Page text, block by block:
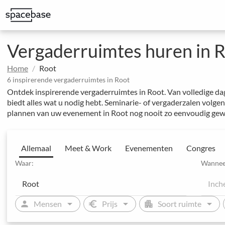
Vergaderruimtes huren in
Home Root
6 inspirerende vergaderruimtes in Root
Ontdek inspirerende vergaderruimtes in Root. Van volledige
biedt alles wat u nodig hebt. Seminarie- of vergaderzalen
plannen van uw evenement in Root nog nooit zo eenvoudig
Allemaal Meet & Work Evenementen Congres
Waar:
person Mensen arrow_drop_down euro Prijs arrow_drop_down apartment Soort ruimte arrow_drop_down